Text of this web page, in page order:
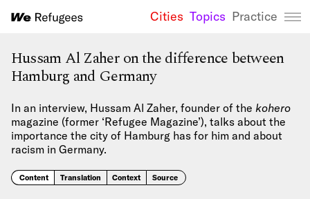
We
Cities Topics Practice
Hussam Al Zaher on the difference between
Hamburg and Germany
In an interview, Hussam Al Zaher, founder of the kohero
magazine (former ‘Refugee Magazine’), talks about the
importance the city of Hamburg has for him and about
racism in Germany.
Content Translation Context Source